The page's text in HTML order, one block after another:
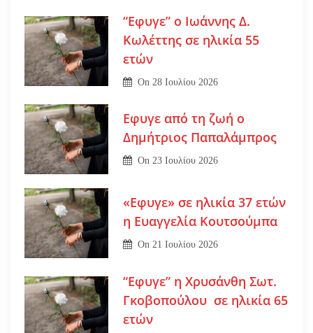
“Εφυγε” ο Ιωάννης Δ.
Κωλέττης σε ηλικία 55
ετών
On 28 Ιουλίου 2026
Εφυγε από τη ζωή ο
Δημήτριος Παπαλάμπρος
On23 Ιουλίου 2026
«Εφυγε» σε ηλικία 37 ετών
η Ευαγγελία Κουτσούμπα
On21 Ιουλίου 2026
“Εφυγε” η Χρυσάνθη Σωτ.
Γκοβοπούλου σε ηλικία 65
ετών